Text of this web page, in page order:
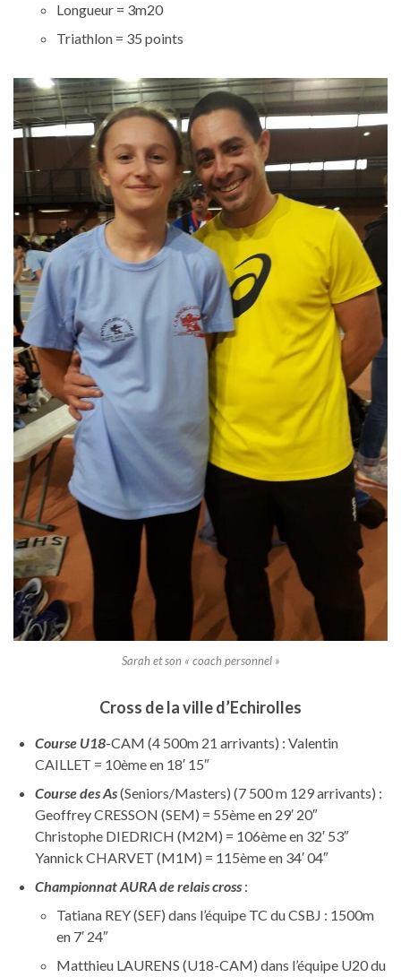
Longueur = 3m20
Triathlon = 35 points
Sarah et son « coach personnel »
Cross de la ville d’Echirolles
Course U18-CAM (4 500m 21 arrivants) : Valentin
CAILLET = 10ème en 18′ 15″
Course des As(Seniors/Masters) (7 500 m 129 arrivants) :
Geoffrey CRESSON (SEM) = 55ème en 29′ 20″
Christophe DIEDRICH (M2M) = 106ème en 32′ 53″
Yannick CHARVET (M1M) = 115ème en 34′ 04″
Championnat AURA de relais cross :
Tatiana REY (SEF) dans l’équipe TC du CSBJ : 1500m
en 7′ 24″
Matthieu LAURENS (U18-CAM) dans l’équipe U20 du